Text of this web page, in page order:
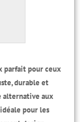
parfait pour ceux
durable et
alternative aux
idéale pour les